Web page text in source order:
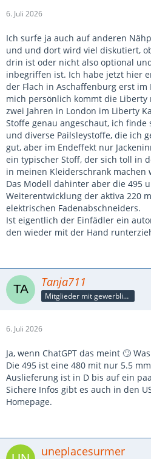
6. Juli 2026
Ich surfe ja auch auf anderen
und und dort wird viel diskutiert,
drin ist oder nicht also optional
inbegriffen ist. Ich habe jetzt hier
der Flach in Aschaffenburg erst im
mich persönlich kommt die Liberty
zwei Jahren in London im Liberty
Stoffe genau angeschaut, ich
und diverse Pailsleystoffe, die ich
gut, aber im Endeffekt nur
ein typischer Stoff, der sich toll in
in meinen Kleiderschrank machen
Das Modell dahinter aber die 495
Weiterentwicklung der aktiva 220
elektrischen Fadenabschneiders.
Ist eigentlich der Einfädler ein
den wieder mit der Hand
Tanja711
Mitglieder mit gewerblicher Verbindung, auch als Mitarbeiter/in
6. Juli 2026
Ja, wenn ChatGPT das meint 🙄
Die 495 ist eine 480 mit nur 5.5
Auslieferung ist in D bis auf ein
Sichere Infos gibt es auch in den
Homepage.
uneplacesurmer